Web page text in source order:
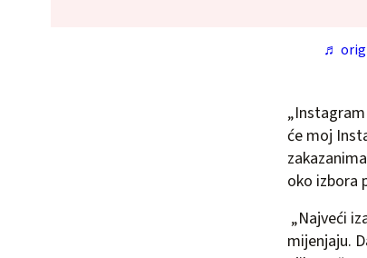
♬
će moj
oko izbora
„Najveći
mijenjaju.